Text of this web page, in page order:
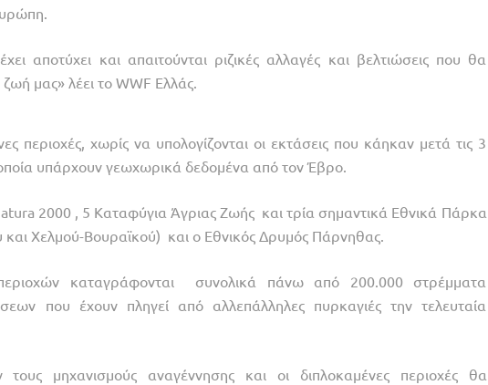
αποτύχει και απαιτούνται ριζικές αλλαγές και βελτιώσεις που θα
μας» λέει το WWF Ελλάς.
περιοχές, χωρίς να υπολογίζονται οι εκτάσεις που κάηκαν μετά τις 3
υπάρχουν γεωχωρικά δεδομένα από τον Έβρο.
2000 , 5 Καταφύγια Άγριας Ζωής και τρία σημαντικά Εθνικά Πάρκα
Χελμού-Βουραϊκού) και ο Εθνικός Δρυμός Πάρνηθας.
καταγράφονται συνολικά πάνω από 200.000 στρέμματα
που έχουν πληγεί από αλλεπάλληλες πυρκαγιές την τελευταία
τους μηχανισμούς αναγέννησης και οι διπλοκαμένες περιοχές θα